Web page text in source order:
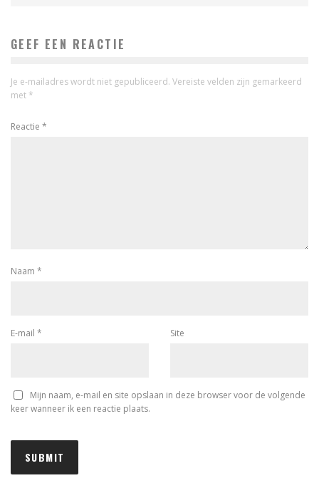
GEEF EEN REACTIE
Je e-mailadres wordt niet gepubliceerd. Vereiste velden zijn gemarkeerd
met *
Reactie *
Naam *
E-mail * Site
Mijn naam, e-mail en site opslaan in deze browser voor de volgende
keer wanneer ik een reactie plaats.